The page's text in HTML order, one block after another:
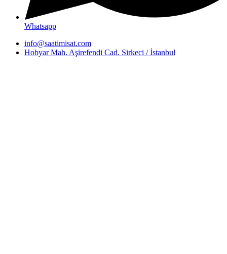
Whatsapp
info@saatimisat.com
Hobyar Mah. Aşirefendi Cad. Sirkeci / İstanbul